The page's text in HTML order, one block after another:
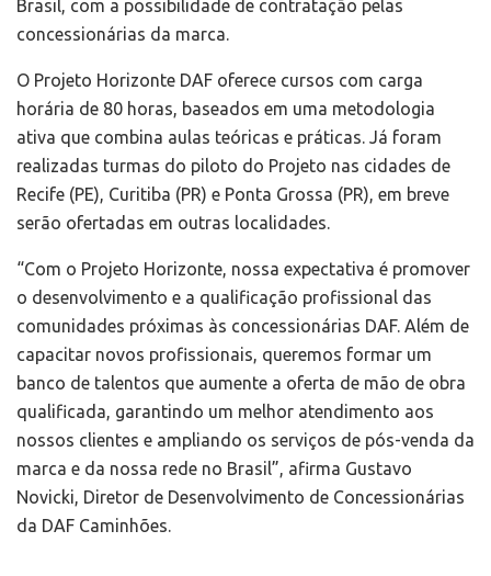
Brasil, com a possibilidade de contratação pelas
concessionárias da marca.
O Projeto Horizonte DAF oferece cursos com carga
horária de 80 horas, baseados em uma metodologia
ativa que combina aulas teóricas e práticas. Já foram
realizadas turmas do piloto do Projeto nas cidades de
Recife (PE), Curitiba (PR) e Ponta Grossa (PR), em breve
serão ofertadas em outras localidades.
“Com o Projeto Horizonte, nossa expectativa é promover
o desenvolvimento e a qualificação profissional das
comunidades próximas às concessionárias DAF. Além de
capacitar novos profissionais, queremos formar um
banco de talentos que aumente a oferta de mão de obra
qualificada, garantindo um melhor atendimento aos
nossos clientes e ampliando os serviços de pós-venda da
marca e da nossa rede no Brasil”, afirma Gustavo
Novicki, Diretor de Desenvolvimento de Concessionárias
da DAF Caminhões.